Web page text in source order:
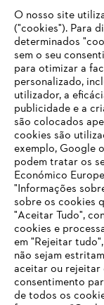
Empresa
FAQs Loja
Contacto
O SEU
ESTE
Está utilizar um
obter o melhor
para um dos
O nosso site
("cookies"). Para
determinados
sem o seu
para otimizar a
personalizado,
utilizador, a
publicidade e a
são colocados
cookies são
exemplo, Google
podem tratar os
Económico
"Informações
sobre os cookies
"Aceitar Tudo",
cookies e
em "Rejeitar
não sejam
aceitar ou rejeitar
consentimento
de todos os